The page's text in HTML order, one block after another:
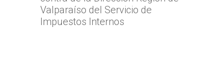
Valparaíso del Servicio de
Impuestos Internos